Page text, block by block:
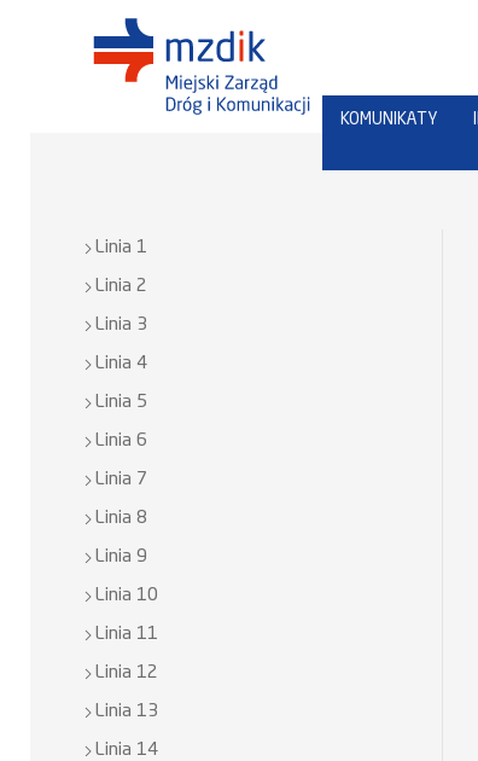
KOMUNIKATY
Linia 1
Linia 2
Linia 3
Linia 4
Linia 5
Linia 6
Linia 7
Linia 8
Linia 9
Linia 10
Linia 11
Linia 12
Linia 13
Linia 14